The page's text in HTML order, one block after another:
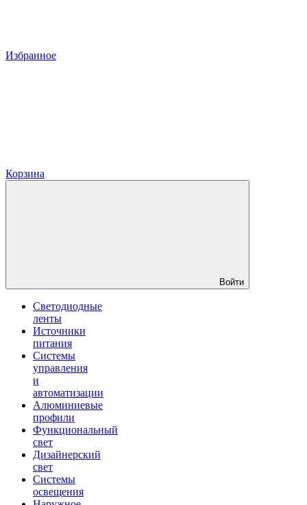
Избранное
Корзина
Войти
Светодиодные
ленты
Источники
питания
Системы
управления
и
автоматизации
Алюминиевые
профили
Функциональный
свет
Дизайнерский
свет
Системы
освещения